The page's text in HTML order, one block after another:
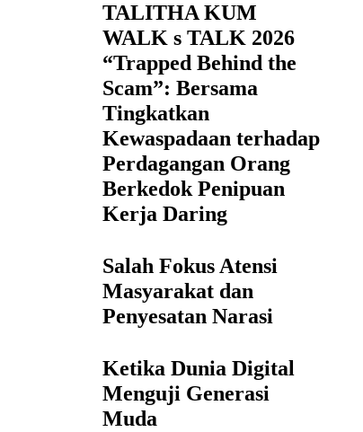
TALITHA KUM
WALK s TALK 2026
“Trapped Behind the
Scam”: Bersama
Tingkatkan
Kewaspadaan terhadap
Perdagangan Orang
Berkedok Penipuan
Kerja Daring
Salah Fokus Atensi
Masyarakat dan
Penyesatan Narasi
Ketika Dunia Digital
Menguji Generasi
Muda